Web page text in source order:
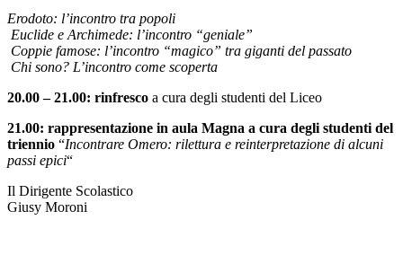
Erodoto: l’incontro tra popoli
Euclide e Archimede: l’incontro “geniale”
Coppie famose: l’incontro “magico” tra giganti del passato
Chi sono? L’incontro come scoperta
20.00 – 21.00: rinfresco a cura degli studenti del Liceo
21.00: rappresentazione in aula Magna a cura degli studenti del
triennio “Incontrare Omero: rilettura e reinterpretazione di alcuni
passi epici“
Il Dirigente Scolastico
Giusy Moroni